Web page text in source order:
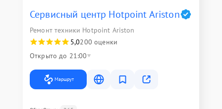
Сервисный центр Hotpoint Ariston
Ремонт техники Hotpoint Ariston
5,0200 оценки
Открыто до 21:00
Маршрут